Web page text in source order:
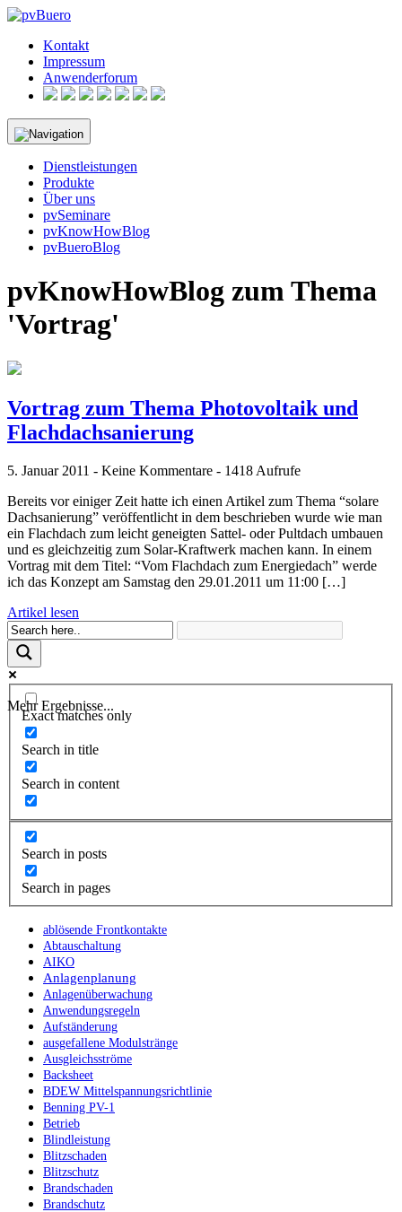
Skip
contentKontakt
Impressum
Anwenderforum
Dienstleistungen
Produkte
Über uns
pvSeminare
pvKnowHowBlog
pvBueroBlog
pvKnowHowBlog zum Thema
'Vortrag'
Vortrag zum Thema Photovoltaik und
Flachdachsanierung
5. Januar 2011 - Keine Kommentare - 1418 Aufrufe
Bereits vor einiger Zeit hatte ich einen Artikel zum Thema “solare
Dachsanierung” veröffentlicht in dem beschrieben wurde wie man
ein Flachdach zum leicht geneigten Sattel- oder Pultdach umbauen
und es gleichzeitig zum Solar-Kraftwerk machen kann. In einem
Vortrag mit dem Titel: “Vom Flachdach zum Energiedach” werde
ich das Konzept am Samstag den 29.01.2011 um 11:00 […]
Artikel lesen
Mehr Ergebnisse...
Exact matches only
Search in title
Search in content
Search in posts
Search in pages
ablösende Frontkontakte
Abtauschaltung
AIKO
Anlagenplanung
Anlagenüberwachung
Anwendungsregeln
Aufständerung
ausgefallene Modulstränge
Ausgleichsströme
Backsheet
BDEW Mittelspannungsrichtlinie
Benning PV-1
Betrieb
Blindleistung
Blitzschaden
Blitzschutz
Brandschaden
Brandschutz